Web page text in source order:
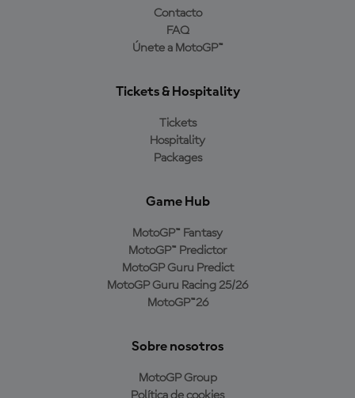
Contacto
FAQ
Únete a MotoGP™
Tickets & Hospitality
Tickets
Hospitality
Packages
Game Hub
MotoGP™ Fantasy
MotoGP™ Predictor
MotoGP Guru Predict
MotoGP Guru Racing 25/26
MotoGP™26
Sobre nosotros
MotoGP Group